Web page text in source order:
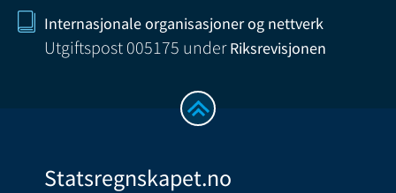
Internasjonale organisasjoner og nettverk
Utgiftspost 005175 underRiksrevisjonen
Statsregnskapet.no